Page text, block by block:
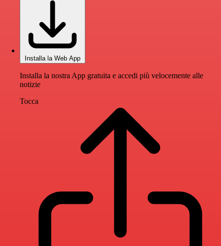
Installa la Web App
Installa la nostra App gratuita e accedi più velocemente alle
notizie
Tocca